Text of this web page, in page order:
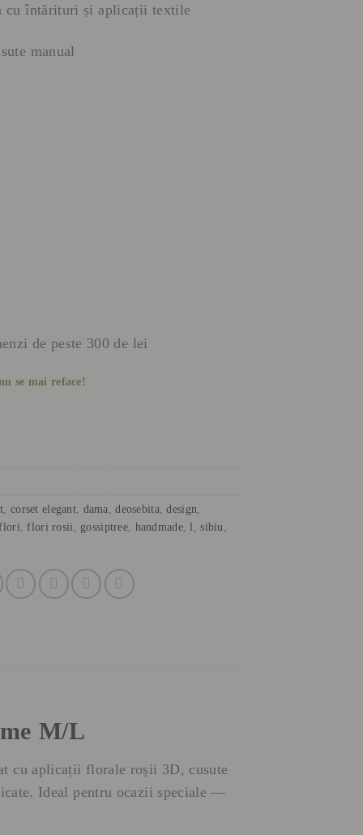
cu întărituri și aplicații textile
manual
de peste 300 de lei
se mai reface!
corset elegant, dama ,deosebita ,design
,flori rosii gossiptree handmade,l ,sibiu
M/L
cu aplicații florale roșii 3D, cusute
Ideal pentru ocazii speciale —